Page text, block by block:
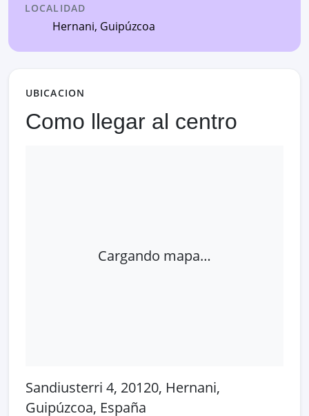
LOCALIDAD
Hernani, Guipúzcoa
UBICACION
Como llegar al centro
Cargando mapa…
Sandiusterri 4, 20120, Hernani,
Guipúzcoa, España